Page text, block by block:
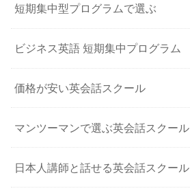
短期集中型プログラムで選ぶ
ビジネス英語 短期集中プログラム
価格が安い英会話スクール
マンツーマンで選ぶ英会話スクール
日本人講師と話せる英会話スクール